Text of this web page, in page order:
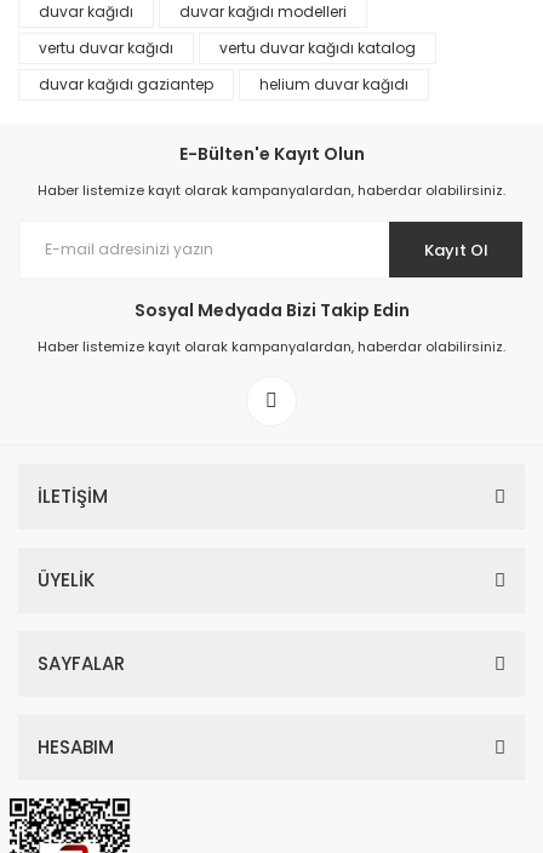
Prime ArtDECO Duvar Kağıdı Tutkalı 500 gr
149,00 TL
duvar kağıdı
duvar kağıdı modelleri
vertu duvar kağıdı
vertu duvar kağıdı katalog
duvar kağıdı gaziantep
helium duvar kağıdı
E-Bülten'e Kayıt Olun
Haber listemize kayıt olarak kampanyalardan, haberdar olabilirsiniz.
Kayıt Ol
Sosyal Medyada Bizi Takip Edin
Haber listemize kayıt olarak kampanyalardan, haberdar olabilirsiniz.
İLETİŞİM
ÜYELİK
SAYFALAR
HESABIM